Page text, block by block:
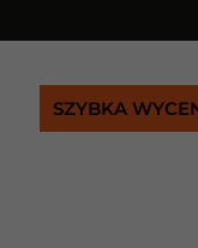
SZYBKA